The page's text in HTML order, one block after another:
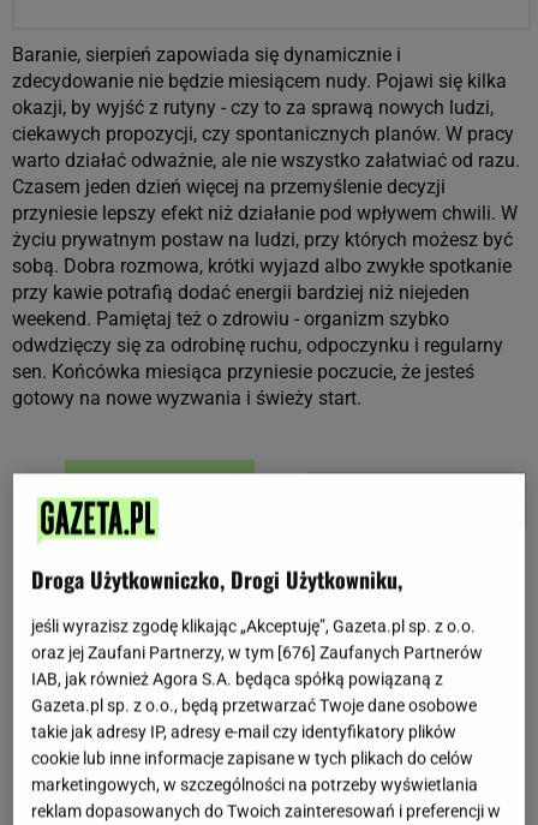
Baranie, sierpień zapowiada się dynamicznie i
zdecydowanie nie będzie miesiącem nudy. Pojawi się kilka
okazji, by wyjść z rutyny - czy to za sprawą nowych ludzi,
ciekawych propozycji, czy spontanicznych planów. W pracy
warto działać odważnie, ale nie wszystko załatwiać od razu.
Czasem jeden dzień więcej na przemyślenie decyzji
przyniesie lepszy efekt niż działanie pod wpływem chwili. W
życiu prywatnym postaw na ludzi, przy których możesz być
sobą. Dobra rozmowa, krótki wyjazd albo zwykłe spotkanie
przy kawie potrafią dodać energii bardziej niż niejeden
weekend. Pamiętaj też o zdrowiu - organizm szybko
odwdzięczy się za odrobinę ruchu, odpoczynku i regularny
sen. Końcówka miesiąca przyniesie poczucie, że jesteś
gotowy na nowe wyzwania i świeży start.
Horoskopy dla Barana
Tygodniowy horoskop dla Barana
Miesięczny horoskop dla Barana
Charakterystyka znaku: Baran
Horoskopy z ostatnich miesięcy dla Barana
Droga Użytkowniczko, Drogi Użytkowniku,
jeśli wyrazisz zgodę klikając „Akceptuję”, Gazeta.pl sp. z o.o.
oraz jej Zaufani Partnerzy, w tym [676] Zaufanych Partnerów
IAB, jak również Agora S.A. będąca spółką powiązaną z
Gazeta.pl sp. z o.o., będą przetwarzać Twoje dane osobowe
takie jak adresy IP, adresy e-mail czy identyfikatory plików
cookie lub inne informacje zapisane w tych plikach do celów
marketingowych, w szczególności na potrzeby wyświetlania
reklam dopasowanych do Twoich zainteresowań i preferencji w